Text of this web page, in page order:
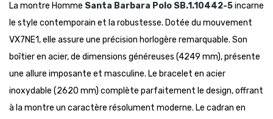
La montre Homme Santa Barbara Polo SB.1.10442-5incarne
le style contemporain et la robustesse. Dotée du mouvement
VX7NE1, elle assure une précision horlogère remarquable. Son
boîtier en acier, de dimensions généreuses (4249 mm), présente
une allure imposante et masculine. Le bracelet en acier
inoxydable (2620 mm) complète parfaitement le design, offrant
à la montre un caractère résolument moderne. Le cadran en